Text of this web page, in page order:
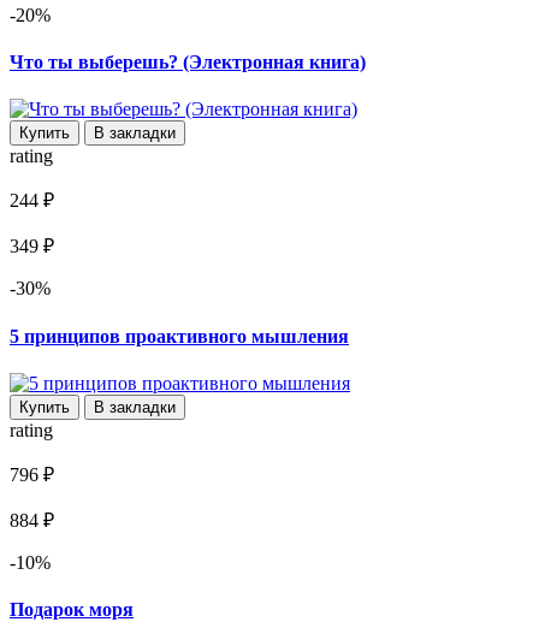
-20%
Что ты выберешь? (Электронная книга)
Купить В закладки
rating
244 ₽
349 ₽
-30%
5 принципов проактивного мышления
Купить В закладки
rating
796 ₽
884 ₽
-10%
Подарок моря